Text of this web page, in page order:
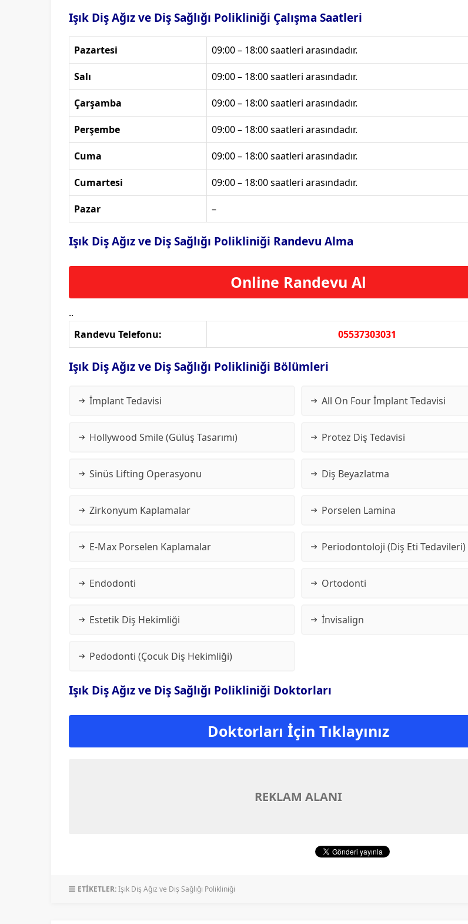
Işık Diş Ağız ve Diş Sağlığı Polikliniği Çalışma Saatleri
Pazartesi 09:00 – 18:00 saatleri arasındadır.
Salı 09:00 – 18:00 saatleri arasındadır.
Çarşamba 09:00 – 18:00 saatleri arasındadır.
Perşembe 09:00 – 18:00 saatleri arasındadır.
Cuma 09:00 – 18:00 saatleri arasındadır.
Cumartesi 09:00 – 18:00 saatleri arasındadır.
Pazar –
Işık Diş Ağız ve Diş Sağlığı Polikliniği Randevu Alma
Online Randevu Al
..
Randevu Telefonu:
05537303031
Işık Diş Ağız ve Diş Sağlığı Polikliniği Bölümleri
İmplant Tedavisi All On Four İmplant Tedavisi
Hollywood Smile (Gülüş Tasarımı) Protez Diş Tedavisi
Sinüs Lifting Operasyonu Diş Beyazlatma
Zirkonyum Kaplamalar Porselen Lamina
E-Max Porselen Kaplamalar Periodontoloji (Diş Eti Tedavileri)
Endodonti Ortodonti
Estetik Diş Hekimliği İnvisalign
Pedodonti (Çocuk Diş Hekimliği)
Işık Diş Ağız ve Diş Sağlığı Polikliniği Doktorları
Doktorları İçin Tıklayınız
REKLAM ALANI
ETİKETLER:Işık Diş Ağız ve Diş Sağlığı Polikliniği